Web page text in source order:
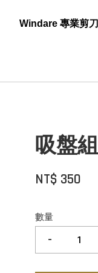
Windare 專業剪
吸盤
NT$ 350
數量
-